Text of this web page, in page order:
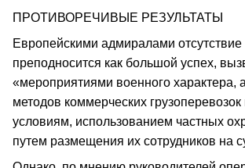
ПРОТИВОРЕЧИВЫЕ РЕЗУЛЬТАТЫ
Европейскими адмиралами
преподносится как большой успех,
«мероприятиями военного характера,
методов коммерческих
условиям, использованием частных
путем размещения их сотрудников на